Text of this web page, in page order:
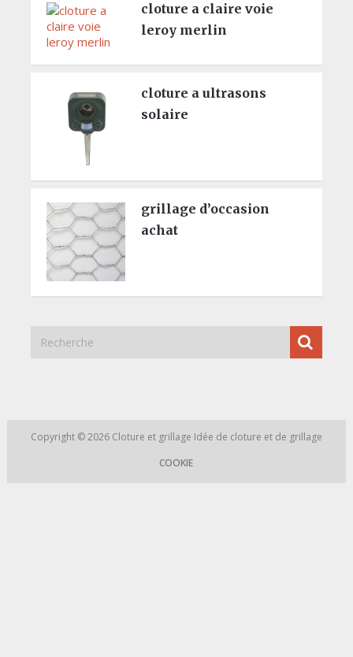
cloture a claire voie
leroy merlin
cloture a ultrasons
solaire
grillage d’occasion
achat
Copyright © 2026 Cloture et grillage Idée de cloture et de grillage
COOKIE